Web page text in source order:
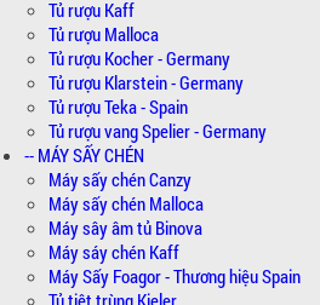
Tủ rượu Kaff
Tủ rượu Malloca
Tủ rượu Kocher - Germany
Tủ rượu Klarstein - Germany
Tủ rượu Teka - Spain
Tủ rượu vang Spelier - Germany
-- MÁY SẤY CHÉN
Máy sấy chén Canzy
Máy sấy chén Malloca
Máy sây âm tủ Binova
Máy sáy chén Kaff
Máy Sấy Foagor - Thương hiệu Spain